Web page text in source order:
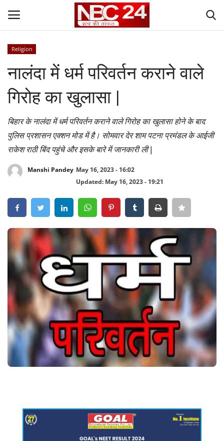
Contact
Gallery
National
World
Politics
Crime
Entertainment
Business
Sports
Lifestyle
Career
Social – Viral
Religion
नालंदा में धर्म परिवर्तन कराने वाले
गिरोह का खुलासा |
बिहार के नालंदा में धर्म परिवर्तन कराने वाले गिरोह का खुलासा होने के बाद
पुलिस प्रशासन एक्शन मोड में है। सोमवार देर शाम पटना प्रमंडल के आईजी
राकेश राठी बिंद पहुंचे और इसके बारे में जानकारी ली |
Manshi Pandey May 16, 2023 - 16:02
Updated: May 16, 2023 - 19:21